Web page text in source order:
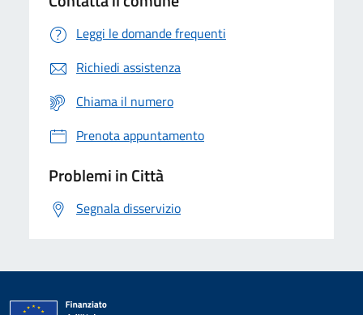
Leggi le domande frequenti
Richiedi assistenza
Chiama il numero
Prenota appuntamento
Problemi in Città
Segnala disservizio